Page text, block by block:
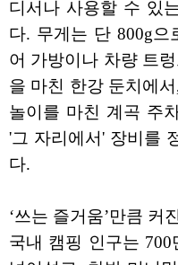
디서나 사용할 수 있
다. 무게는 단 800g으
어 가방이나 차량 트
을 마친 한강 둔치에
놀이를 마친 계곡 주
'그 자리에서' 장비를
다.
‘쓰는 즐거움’만큼 커
국내 캠핑 인구는